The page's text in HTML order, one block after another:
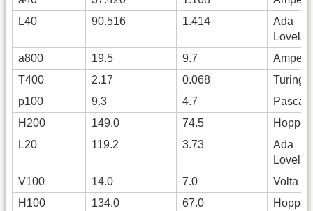
L40
90.516 1.414
Ada
a800
19.5 9.7
Ampere
T400
2.17 0.068
Turing
p100
9.3 4.7
Pascal
H200
149.0 74.5
Hopper
L20
119.2 3.73
Ada
V100
14.0 7.0
Volta
H100
134.0 67.0
Hopper